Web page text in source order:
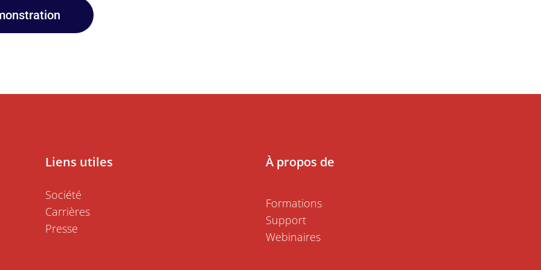
Liens utiles À propos de
Société
Carrières
Presse
Formations
Support
Webinaires